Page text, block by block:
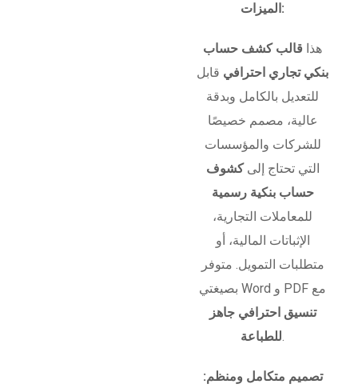
الميزات:
هذا قالب كشف حساب
بنكي تجاري احترافي قابل
للتعديل بالكامل وبدقة
عالية، مصمم خصيصًا
للشركات والمؤسسات
التي تحتاج إلىكشوف
حساب بنكية رسمية
للمعاملات التجارية،
الإثباتات المالية، أو
متطلبات التمويل. متوفر
بصيغتي Word و PDF مع
تنسيق احترافي جاهز
للطباعة.
تصميم متكامل ومنظم: